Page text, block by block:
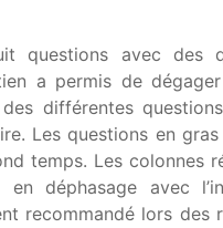
questions avec des
a permis de
différentes
Les questions en
temps. Les colonnes
déphasage avec
recommandé lors des